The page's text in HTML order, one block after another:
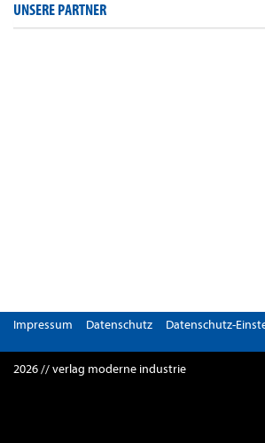
UNSERE PARTNER
Impressum Datenschutz Datenschutz-
2026 // verlag moderne industrie